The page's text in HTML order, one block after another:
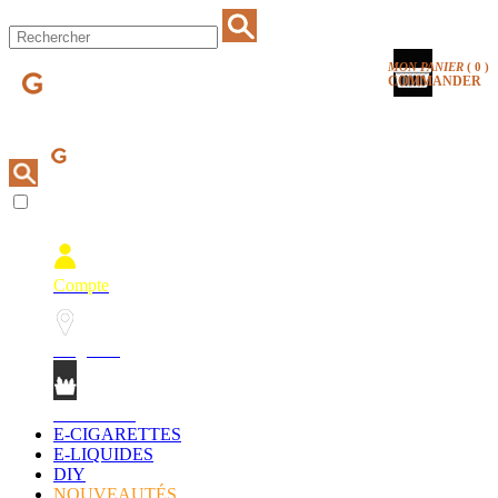
MON PANIER ( 0 )
COMMANDER
Compte
E-CIGARETTES
E-LIQUIDES
DIY
NOUVEAUTÉS